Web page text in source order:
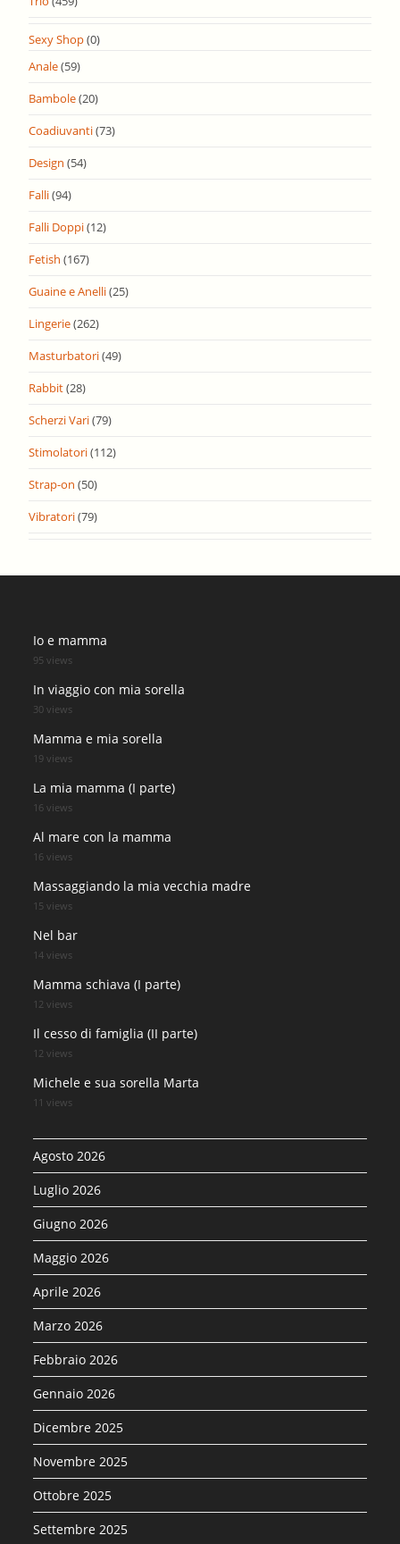
Sexy Shop(0)
Anale(59)
Bambole(20)
Coadiuvanti(73)
Design (54)
Falli(94)
Falli Doppi(12)
Fetish (167)
Guaine e Anelli(25)
Lingerie(262)
Masturbatori(49)
Rabbit(28)
Scherzi Vari(79)
Stimolatori(112)
Strap-on (50)
Vibratori(79)
Io e mamma
95 views
In viaggio con mia sorella
30 views
Mamma e mia sorella
19 views
La mia mamma (I parte)
16 views
Al mare con la mamma
16 views
Massaggiando la mia vecchia madre
15 views
Nel bar
14 views
Mamma schiava (I parte)
12 views
Il cesso di famiglia (II parte)
12 views
Michele e sua sorella Marta
11 views
Agosto 2026
Luglio 2026
Giugno 2026
Maggio 2026
Aprile 2026
Marzo 2026
Febbraio 2026
Gennaio 2026
Dicembre 2025
Novembre 2025
Ottobre 2025
Settembre 2025